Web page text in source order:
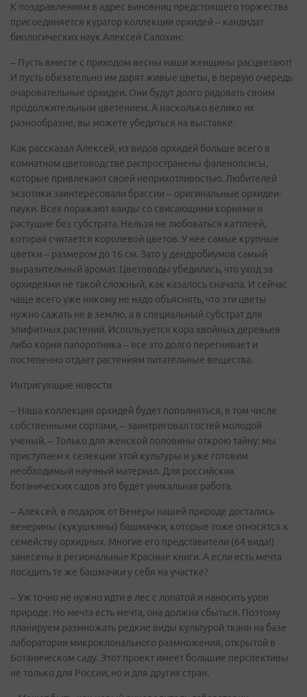
К поздравлениям в адрес виновниц предстоящего торжества
присоединяется куратор коллекции орхидей – кандидат
биологических наук Алексей Салохин:
– Пусть вместе с приходом весны наши женщины расцветают!
И пусть обязательно им дарят живые цветы, в первую очередь
очаровательные орхидеи. Они будут долго радовать своим
продолжительным цветением. А насколько велико их
разнообразие, вы можете убедиться на выставке.
Как рассказал Алексей, из видов орхидей больше всего в
комнатном цветоводстве распространены фаленопсисы,
которые привлекают своей неприхотливостью. Любителей
экзотики заинтересовали брассии – оригинальные орхидеи-
пауки. Всех поражают ванды со свисающими корнями и
растущие без субстрата. Нельзя не любоваться каттлеей,
которая считается королевой цветов. У нее самые крупные
цветки – размером до 16 см. Зато у дендробиумов самый
выразительный аромат. Цветоводы убедились, что уход за
орхидеями не такой сложный, как казалось сначала. И сейчас
чаще всего уже никому не надо объяснять, что эти цветы
нужно сажать не в землю, а в специальный субстрат для
эпифитных растений. Используется кора хвойных деревьев
либо корни папоротника – все это долго перегнивает и
постепенно отдает растениям питательные вещества.
Интригующие новости
– Наша коллекция орхидей будет пополняться, в том числе
собственными сортами, – заинтриговал гостей молодой
ученый. – Только для женской половины открою тайну: мы
приступаем к селекции этой культуры и уже готовим
необходимый научный материал. Для российских
ботанических садов это будет уникальная работа.
– Алексей, в подарок от Венеры нашей природе достались
венерины (кукушкины) башмачки, которые тоже относятся к
семейству орхидных. Многие его представители (64 вида!)
занесены в региональные Красные книги. А если есть мечта
посадить те же башмачки у себя на участке?
– Уж точно не нужно идти в лес с лопатой и наносить урон
природе. Но мечта есть мечта, она должна сбыться. Поэтому
планируем размножать редкие виды культурой ткани на базе
лаборатории микроклонального размножения, открытой в
Ботаническом саду. Этот проект имеет большие перспективы
не только для России, но и для других стран.